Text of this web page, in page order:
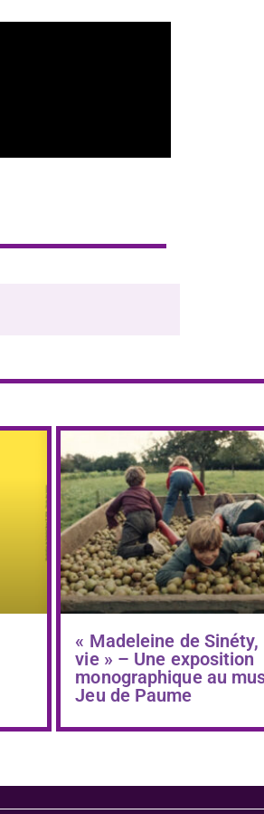
« Madeleine de Sinéty,
vie » – Une exposition
monographique au
Jeu de Paume